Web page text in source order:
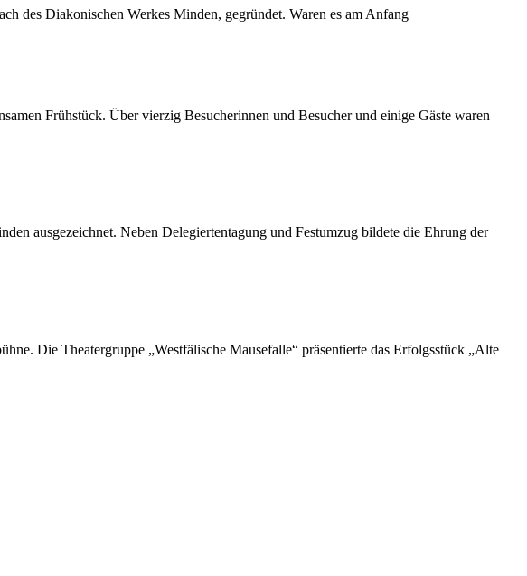
des Diakonischen Werkes Minden, gegründet. Waren es am Anfang
Frühstück. Über vierzig Besucherinnen und Besucher und einige Gäste waren
ausgezeichnet. Neben Delegiertentagung und Festumzug bildete die Ehrung der
Die Theatergruppe „Westfälische Mausefalle“ präsentierte das Erfolgsstück „Alte